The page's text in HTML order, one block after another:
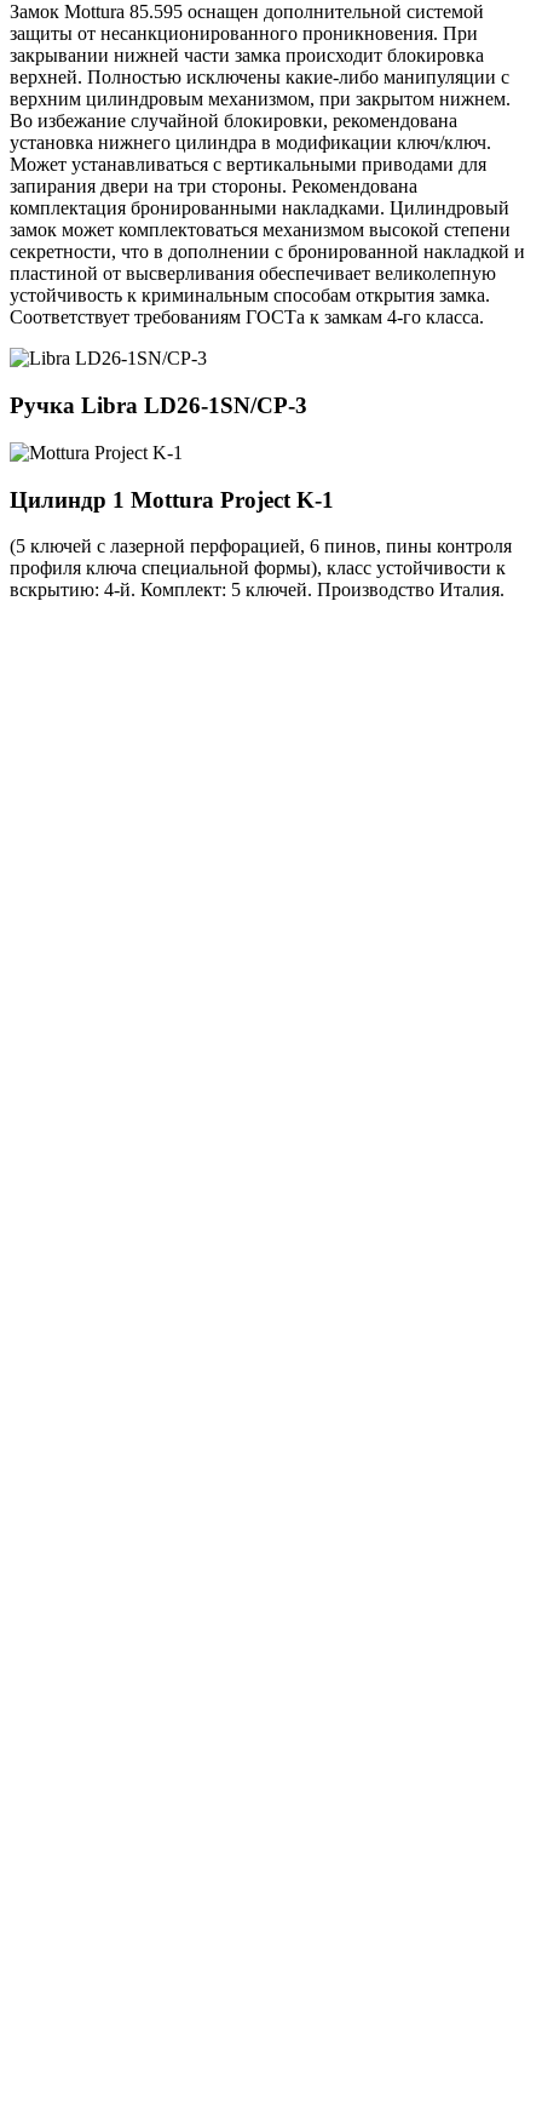
Замок Mottura 85.595 оснащен дополнительной системой
защиты от несанкционированного проникновения. При
закрывании нижней части замка происходит блокировка
верхней. Полностью исключены какие-либо манипуляции с
верхним цилиндровым механизмом, при закрытом нижнем.
Во избежание случайной блокировки, рекомендована
установка нижнего цилиндра в модификации ключ/ключ.
Может устанавливаться с вертикальными приводами для
запирания двери на три стороны. Рекомендована
комплектация бронированными накладками. Цилиндровый
замок может комплектоваться механизмом высокой степени
секретности, что в дополнении с бронированной накладкой и
пластиной от высверливания обеспечивает великолепную
устойчивость к криминальным способам открытия замка.
Соответствует требованиям ГОСТа к замкам 4-го класса.
Ручка Libra LD26-1SN/CP-3
Цилиндр 1 Mottura Project K-1
(5 ключей с лазерной перфорацией, 6 пинов, пины контроля
профиля ключа специальной формы), класс устойчивости к
вскрытию: 4-й. Комплект: 5 ключей. Производство Италия.